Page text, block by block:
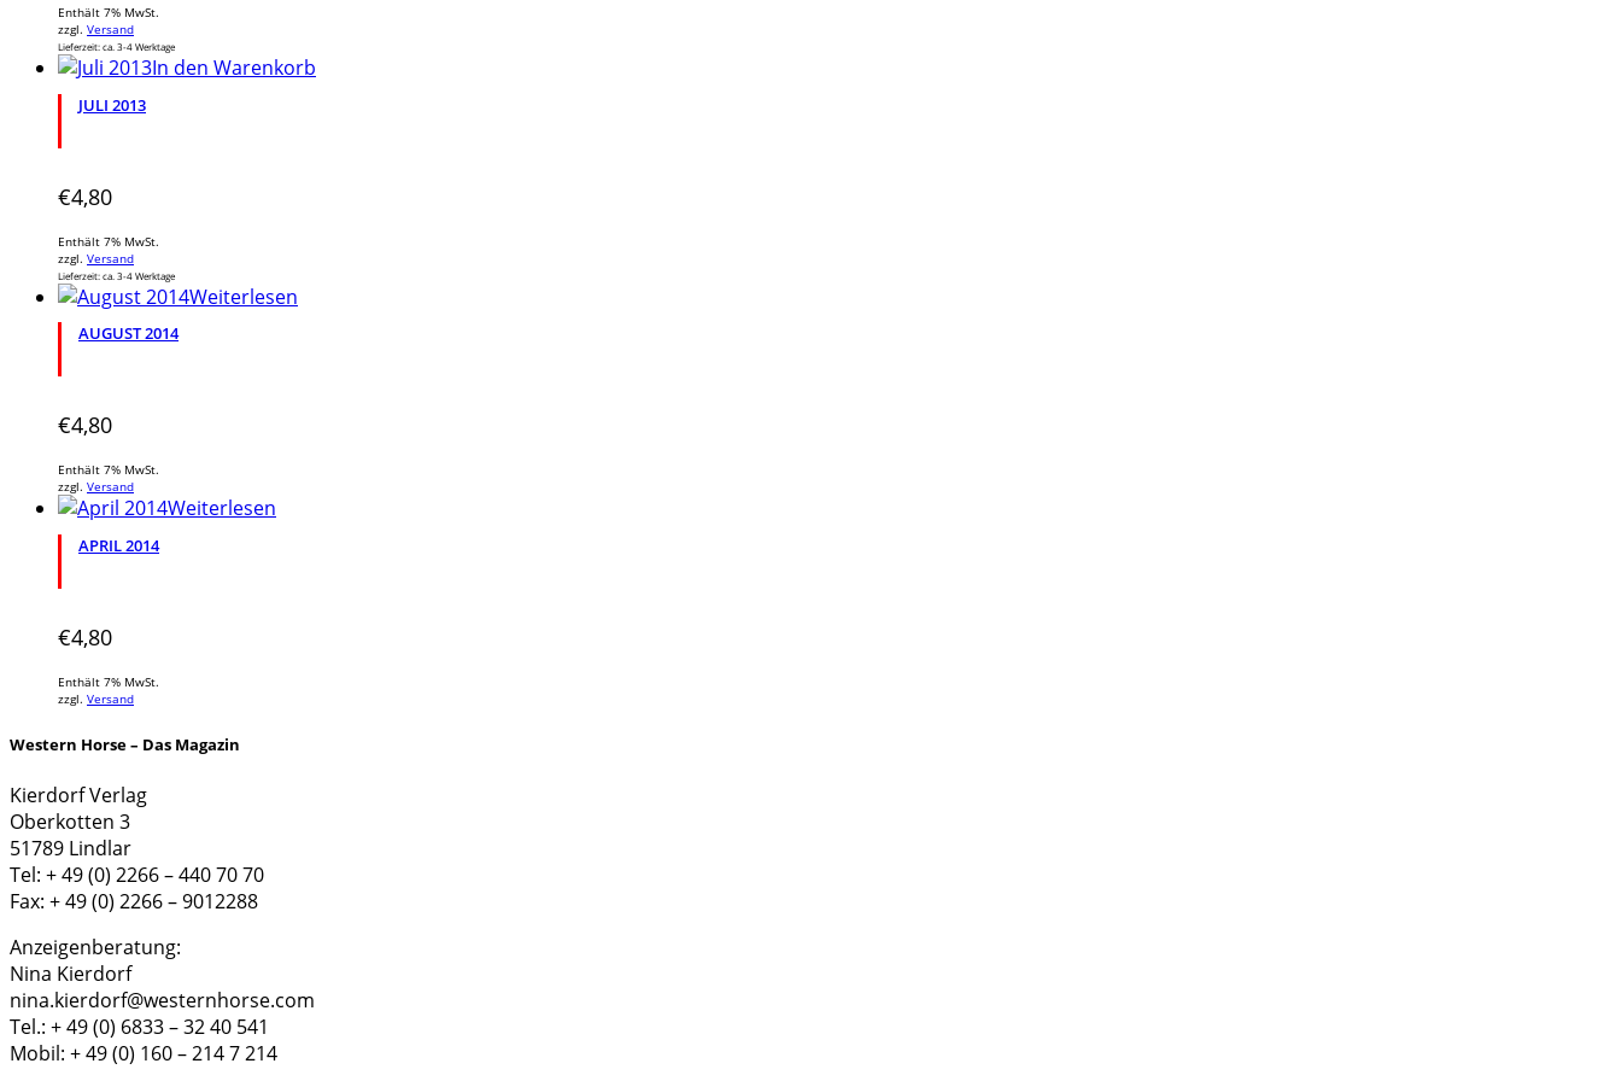
Enthält 7% MwSt.
zzgl. Versand
Lieferzeit: ca. 3-4 Werktage
In den Warenkorb
JULI 2013
€4,80
Enthält 7% MwSt.
zzgl. Versand
Lieferzeit: ca. 3-4 Werktage
Weiterlesen
AUGUST 2014
€4,80
Enthält 7% MwSt.
zzgl. Versand
Weiterlesen
APRIL 2014
€4,80
Enthält 7% MwSt.
zzgl. Versand
Western Horse – Das Magazin
Kierdorf Verlag
Oberkotten 3
51789 Lindlar
Tel: + 49 (0) 2266 – 440 70 70
Fax: + 49 (0) 2266 – 9012288
Anzeigenberatung:
Nina Kierdorf
nina.kierdorf@westernhorse.com
Tel.: + 49 (0) 6833 – 32 40 541
Mobil: + 49 (0) 160 – 214 7 214